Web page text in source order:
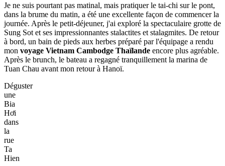
Je ne suis pourtant pas matinal, mais pratiquer le tai-chi sur le pont,
dans la brume du matin, a été une excellente façon de commencer la
journée. Après le petit-déjeuner, j'ai exploré la spectaculaire grotte de
Sung Sot et ses impressionnantes stalactites et stalagmites. De retour
à bord, un bain de pieds aux herbes préparé par l'équipage a rendu
mon voyage Vietnam Cambodge Thaïlande encore plus agréable.
Après le brunch, le bateau a regagné tranquillement la marina de
Tuan Chau avant mon retour à Hanoï.
Déguster
une
Bia
Hơi
dans
la
rue
Ta
Hien